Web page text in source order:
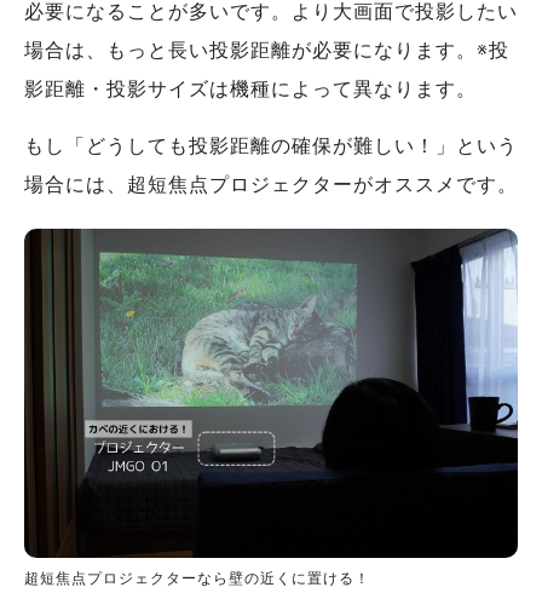
必要になることが多いです。より大画面で投影したい
場合は、もっと長い投影距離が必要になります。※投
影距離・投影サイズは機種によって異なります。
もし「どうしても投影距離の確保が難しい！」という
場合には、超短焦点プロジェクターがオススメです。
超短焦点プロジェクターなら壁の近くに置ける！